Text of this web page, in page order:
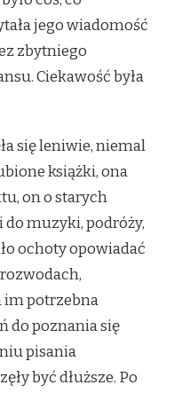
jego wiadomość
zbytniego
Ciekawość była
się leniwie, niemal
książki, ona
on o starych
muzyki, podróży,
ochoty opowiadać
im potrzebna
do poznania się
pisania
być dłuższe. Po